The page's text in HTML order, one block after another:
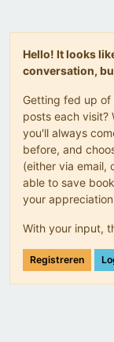
Hello! It looks
conversation,
Getting fed up
posts each visit?
you'll always
before, and
(either via email,
able to save
your
With your input,
Registreren